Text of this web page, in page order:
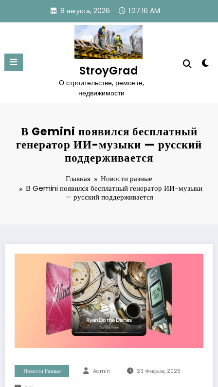
содержимому
8 августа, 2026 1:27:17 AM
StroyGrad
О строительстве, ремонте,
недвижимости
В Gemini появился бесплатный
генератор ИИ-музыки — русский
поддерживается
Главная
Новости разные
В Gemini появился бесплатный генератор ИИ-музыки
— русский поддерживается
Новости Разные Admin 23 Февраля, 2026